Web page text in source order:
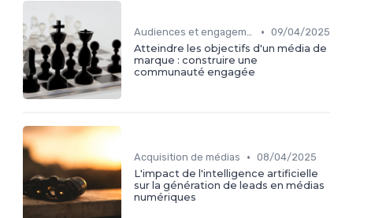
Audiences et engagement • 09/04/2025
Atteindre les objectifs d'un média de
marque : construire une
communauté engagée
Acquisition de médias • 08/04/2025
L'impact de l'intelligence artificielle
sur la génération de leads en médias
numériques